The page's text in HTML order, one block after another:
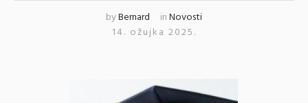
byBernard inNovosti
14. ožujka 2025.